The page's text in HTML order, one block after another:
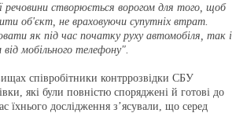
речовини створюється ворогом для того, щоб
об'єкт, не враховуючи супутніх втрат.
як під час початку руху автомобіля, так і
мобільного телефону".
співробітники контррозвідки СБУ
які були повністю споряджені й готові до
їхнього дослідження з’ясували, що серед